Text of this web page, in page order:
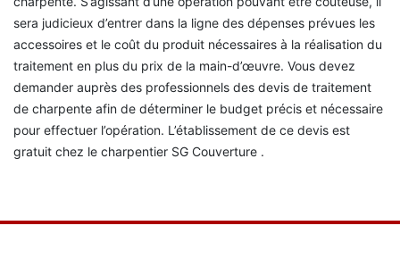
sera judicieux d’entrer dans la ligne des dépenses prévues les
accessoires et le coût du produit nécessaires à la réalisation du
traitement en plus du prix de la main-d’œuvre. Vous devez
demander auprès des professionnels des devis de traitement
de charpente afin de déterminer le budget précis et nécessaire
pour effectuer l’opération. L’établissement de ce devis est
gratuit chez le charpentier SG Couverture .